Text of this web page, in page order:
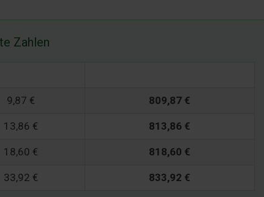
Zahlen
9,87 € 809,87 €
13,86 € 813,86 €
18,60 € 818,60 €
33,92 € 833,92 €